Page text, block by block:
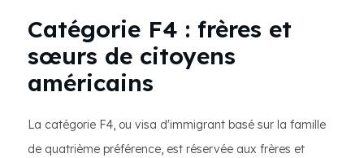
Catégorie F4 : frères et
sœurs de citoyens
américains
La catégorie F4, ou visa d'immigrant basé sur la famille
de quatrième préférence, est réservée aux frères et